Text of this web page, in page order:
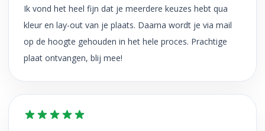
Ik vond het heel fijn dat je meerdere keuzes hebt qua
kleur en lay-out van je plaats. Daarna wordt je via mail
op de hoogte gehouden in het hele proces. Prachtige
plaat ontvangen, blij mee!